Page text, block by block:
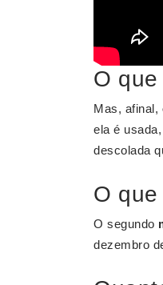
O
Mas, afinal,
ela é
descolada
O
O segundo
dezembro